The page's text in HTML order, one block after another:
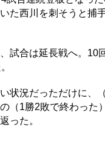
た西川を刺そうと捕
合は延長戦へ。10
況だっただけに、
1勝2敗で終わった
った。